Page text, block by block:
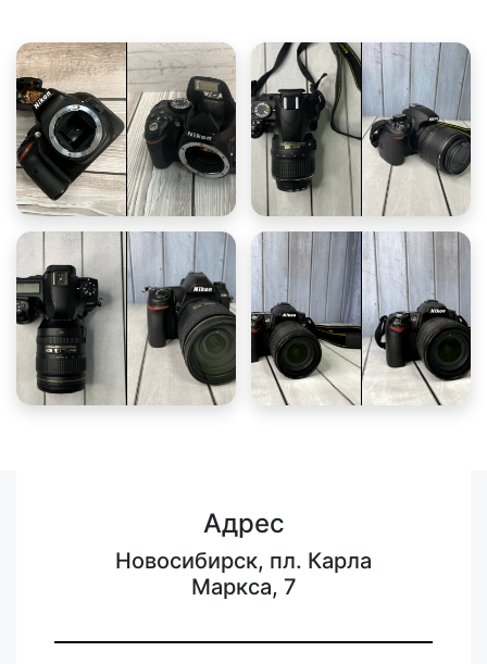
Адрес
Новосибирск, пл. Карла
Маркса, 7